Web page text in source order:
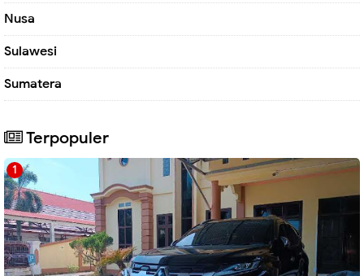
Nusa
Sulawesi
Sumatera
Terpopuler